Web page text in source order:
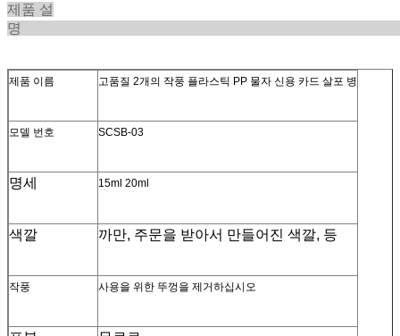
제품 설
제품 이름 고품질 2개의 작풍 플라스틱 PP 물자 신용 카드 살포 병
모델 번호 SCSB-03
명세 15ml 20ml
색깔 까만, 주문을 받아서 만들어진 색깔, 등
작풍 사용을 위한 뚜껑을 제거하십시오